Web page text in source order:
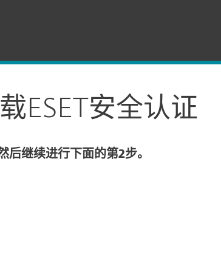
载ESET安全认证
后继续进行下面的第2步。